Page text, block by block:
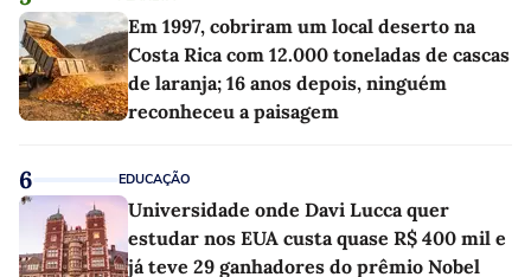
Em 1997, cobriram um local deserto na
Costa Rica com 12.000 toneladas de cascas
de laranja; 16 anos depois, ninguém
reconheceu a paisagem
6 EDUCAÇÃO
Universidade onde Davi Lucca quer
estudar nos EUA custa quase R$ 400 mil e
já teve 29 ganhadores do prêmio Nobel